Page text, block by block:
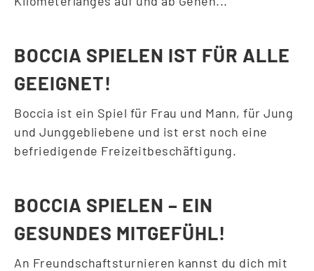
BOCCIA SPIELEN IST FÜR ALLE
GEEIGNET!
Boccia ist ein Spiel für Frau und Mann, für Jung
und Junggebliebene und ist erst noch eine
befriedigende Freizeitbeschäftigung.
BOCCIA SPIELEN – EIN
GESUNDES MITGEFÜHL!
An Freundschaftsturnieren kannst du dich mit